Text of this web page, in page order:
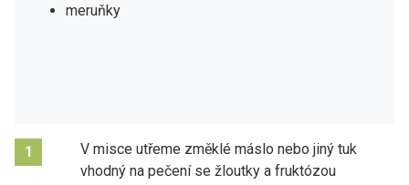
meruňky
1
V misce utřeme změklé máslo nebo jiný tuk
vhodný na pečení se žloutky a fruktózou